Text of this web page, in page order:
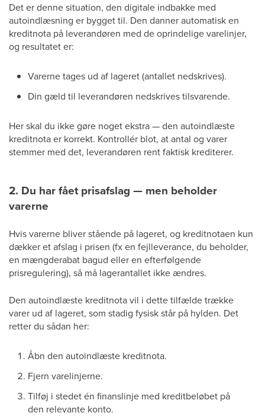
Det er denne situation, den digitale indbakke med
autoindlæsning er bygget til. Den danner automatisk en
kreditnota på leverandøren med de oprindelige varelinjer,
og resultatet er:
Varerne tages ud af lageret (antallet nedskrives).
Din gæld til leverandøren nedskrives tilsvarende.
Her skal du ikke gøre noget ekstra — den autoindlæste
kreditnota er korrekt. Kontrollér blot, at antal og varer
stemmer med det, leverandøren rent faktisk krediterer.
2. Du har fået prisafslag — men beholder
varerne
Hvis varerne bliver stående på lageret, og kreditnotaen kun
dækker et afslag i prisen (fx en fejlleverance, du beholder,
en mængderabat bagud eller en efterfølgende
prisregulering), så må lagerantallet ikke ændres.
Den autoindlæste kreditnota vil i dette tilfælde trække
varer ud af lageret, som stadig fysisk står på hylden. Det
retter du sådan her:
Åbn den autoindlæste kreditnota.
Fjern varelinjerne.
Tilføj i stedet én finanslinje med kreditbeløbet på
den relevante konto.